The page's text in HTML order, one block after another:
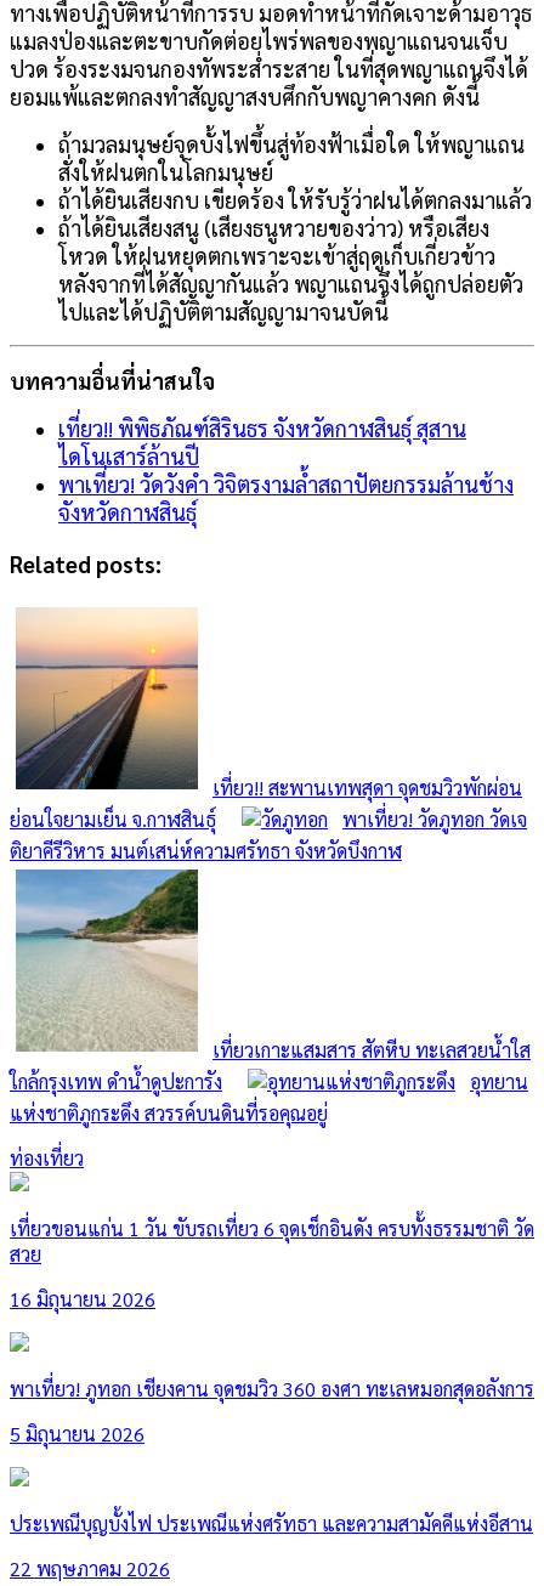
ทางเพื่อปฏิบัติหน้าที่การรบ มอดทำหน้าที่กัดเจาะด้ามอาวุธ
แมลงป่องและตะขาบกัดต่อยไพร่พลของพญาแถนจนเจ็บ
ปวด ร้องระงมจนกองทัพระส่ำระสาย ในที่สุดพญาแถนจึงได้
ยอมแพ้และตกลงทำสัญญาสงบศึกกับพญาคางคก ดังนี้
ถ้ามวลมนุษย์จุดบั้งไฟขึ้นสู่ท้องฟ้าเมื่อใด ให้พญาแถน
สั่งให้ฝนตกในโลกมนุษย์
ถ้าได้ยินเสียงกบ เขียดร้อง ให้รับรู้ว่าฝนได้ตกลงมาแล้ว
ถ้าได้ยินเสียงสนู (เสียงธนูหวายของว่าว) หรือเสียง
โหวด ให้ฝนหยุดตกเพราะจะเข้าสู่ฤดูเก็บเกี่ยวข้าว
หลังจากที่ได้สัญญากันแล้ว พญาแถนจึงได้ถูกปล่อยตัว
ไปและได้ปฏิบัติตามสัญญามาจนบัดนี้
บทความอื่นที่น่าสนใจ
เที่ยว!! พิพิธภัณฑ์สิรินธร จังหวัดกาฬสินธุ์ สุสาน
ไดโนเสาร์ล้านปี
พาเที่ยว! วัดวังคำ วิจิตรงามล้ำสถาปัตยกรรมล้านช้าง
จังหวัดกาฬสินธุ์
Related posts:
เที่ยว!! สะพานเทพสุดา จุดชมวิวพักผ่อน
ย่อนใจยามเย็น จ.กาฬสินธุ์
พาเที่ยว! วัดภูทอก วัดเจ
ติยาคีรีวิหาร มนต์เสน่ห์ความศรัทธา จังหวัดบึงกาฬ
เที่ยวเกาะแสมสาร สัตหีบ ทะเลสวยน้ำใส
ใกล้กรุงเทพ ดำน้ำดูปะการัง
อุทยาน
แห่งชาติภูกระดึง สวรรค์บนดินที่รอคุณอยู่
ท่องเที่ยว
เที่ยวขอนแก่น 1 วัน ขับรถเที่ยว 6 จุดเช็กอินดัง ครบทั้งธรรมชาติ วัด
สวย
16 มิถุนายน 2026
พาเที่ยว! ภูทอก เชียงคาน จุดชมวิว 360 องศา ทะเลหมอกสุดอลังการ
5 มิถุนายน 2026
ประเพณีบุญบั้งไฟ ประเพณีแห่งศรัทธา และความสามัคคีแห่งอีสาน
22 พฤษภาคม 2026